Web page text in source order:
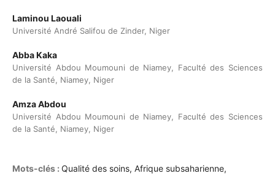
Laminou Laouali
Université André Salifou de Zinder, Niger
Abba Kaka
Université Abdou Moumouni de Niamey, Faculté des Sciences
de la Santé, Niamey, Niger
Amza Abdou
Université Abdou Moumouni de Niamey, Faculté des Sciences
de la Santé, Niamey, Niger
Mots-clés : Qualité des soins, Afrique subsaharienne,